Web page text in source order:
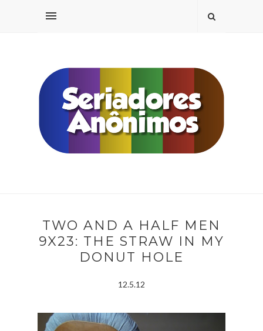
TWO AND A HALF MEN
9X23: THE STRAW IN MY
DONUT HOLE
12.5.12